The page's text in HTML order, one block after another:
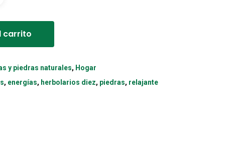
carrito
y piedras naturales, Hogar
, energías, herbolarios diez, piedras, relajante